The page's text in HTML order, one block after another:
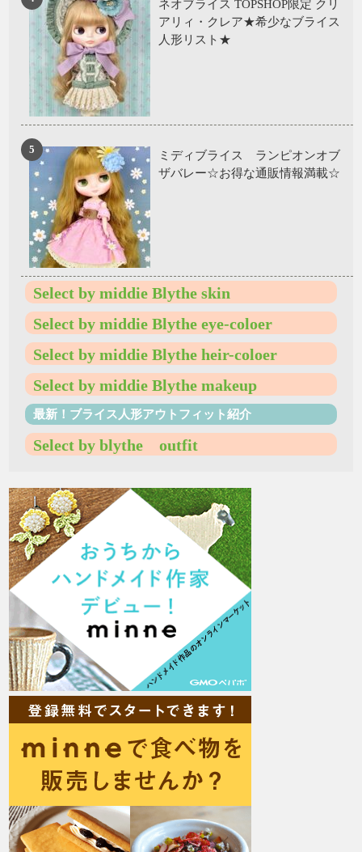
ネオブライス TOPSHOP限定 クリ
アリィ・クレア★希少なブライス
人形リスト★
ミディブライス ランピオンオブ
ザバレー☆お得な通販情報満載☆
Select by middie Blythe skin
Select by middie Blythe eye-coloer
Select by middie Blythe heir-coloer
Select by middie Blythe makeup
最新！ブライス人形アウトフィット紹介
Select by blythe outfit